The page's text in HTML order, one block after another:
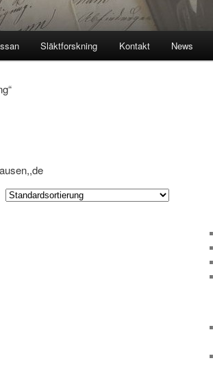
Släktforskning Kontakt News
“